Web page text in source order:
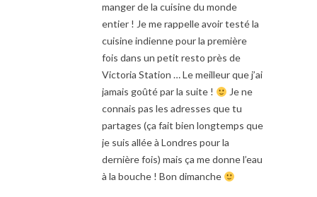
manger de la cuisine du monde
entier ! Je me rappelle avoir testé la
cuisine indienne pour la première
fois dans un petit resto près de
Victoria Station … Le meilleur que j’ai
jamais goûté par la suite !
Je ne
connais pas les adresses que tu
partages (ça fait bien longtemps que
je suis allée à Londres pour la
dernière fois) mais ça me donne l’eau
à la bouche ! Bon dimanche